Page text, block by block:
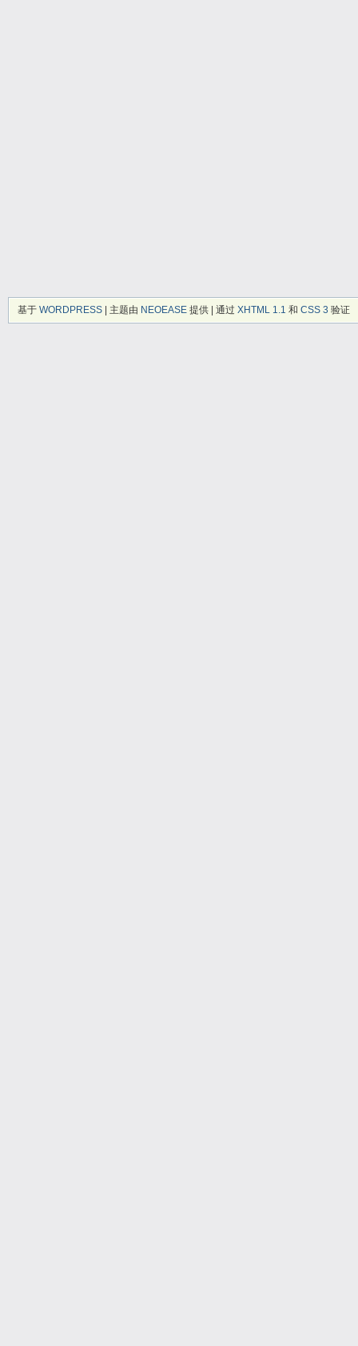
基于 WORDPRESS | 主题由 NEOEASE 提供 | 通过 XHTML 1.1 和 CSS 3 验证